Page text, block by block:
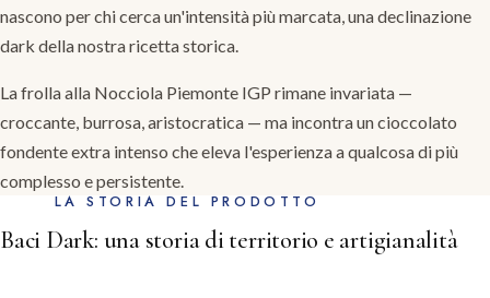
nascono per chi cerca un'intensità più marcata, una declinazione
dark della nostra ricetta storica.
La frolla alla Nocciola Piemonte IGP rimane invariata —
croccante, burrosa, aristocratica — ma incontra un cioccolato
fondente extra intenso che eleva l'esperienza a qualcosa di più
complesso e persistente.
LA STORIA DEL PRODOTTO
Baci Dark: una storia di territorio e artigianalità